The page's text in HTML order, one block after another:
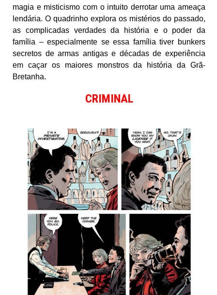
magia e misticismo com o intuito derrotar uma ameaça
lendária. O quadrinho explora os mistérios do passado,
as complicadas verdades da história e o poder da
família – especialmente se essa família tiver bunkers
secretos de armas antigas e décadas de experiência
em caçar os maiores monstros da história da Grã-
Bretanha.
CRIMINAL